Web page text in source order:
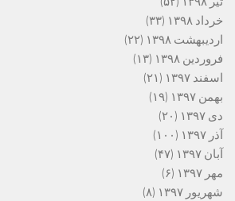
خرداد ۱۳۹۸
(۳۳)
اردیبهشت ۱۳۹۸
(۲۲)
فروردین ۱۳۹۸
(۱۳)
اسفند ۱۳۹۷
(۲۱)
بهمن ۱۳۹۷
(۱۹)
دی ۱۳۹۷
(۲۰)
آذر ۱۳۹۷
(۱۰۰)
آبان ۱۳۹۷
(۴۷)
مهر ۱۳۹۷
(۶)
شهریور ۱۳۹۷
(۸)